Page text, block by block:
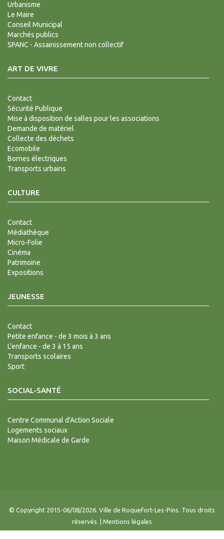
Urbanisme
Le Maire
Conseil Municipal
Marchés publics
SPANC - Assainissement non collectif
ART DE VIVRE
Contact
Sécurité Publique
Mise à disposition de salles pour les associations
Demande de matériel
Collecte des déchets
Ecomobile
Bornes électriques
Transports urbains
CULTURE
Contact
Médiathèque
Micro-Folie
Cinéma
Patrimoine
Expositions
JEUNESSE
Contact
Petite enfance - de 3 mois à 3 ans
L'enfance - de 3 à 15 ans
Transports scolaires
Sport
SOCIAL-SANTÉ
Centre Communal d'Action Sociale
Logements sociaux
Maison Médicale de Garde
© Copyright 2015-06/08/2026. Ville de Roquefort-Les-Pins. Tous droits
réservés. | Mentions légales